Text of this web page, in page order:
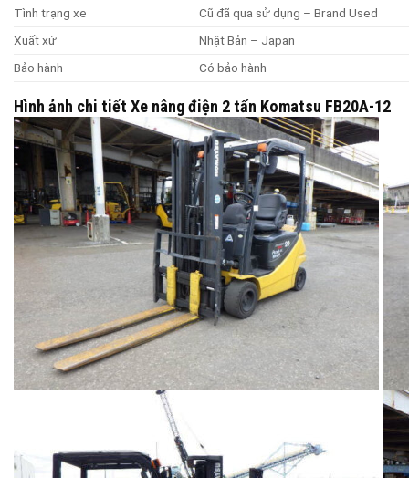
Tình trạng xe
Cũ đã qua sử dụng – Brand Used
Xuất xứ
Nhật Bản – Japan
Bảo hành
Có bảo hành
Hình ảnh chi tiết Xe nâng điện 2 tấn Komatsu FB20A-12